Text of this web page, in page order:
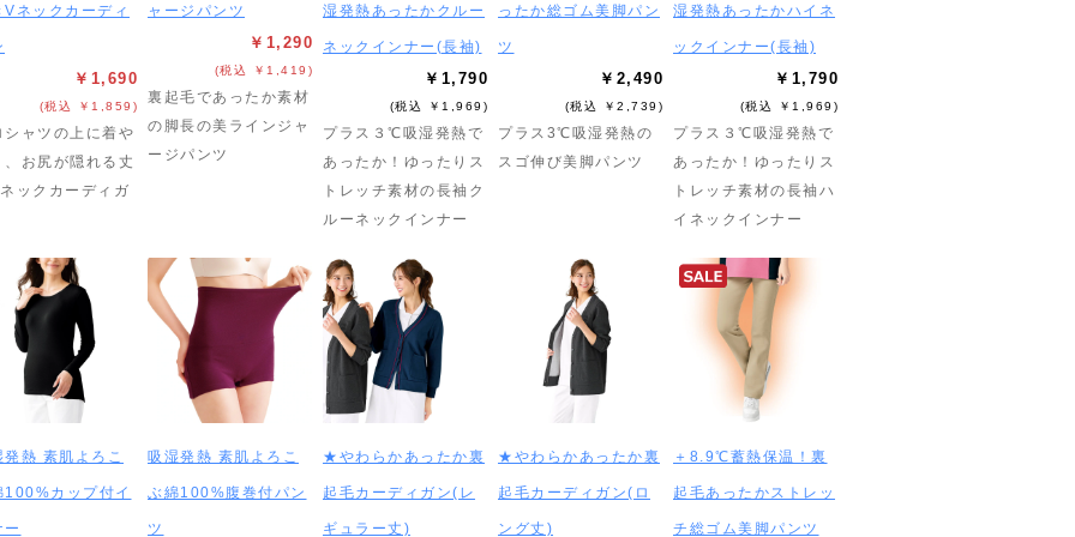
Vネックカーディ
￥1,690
(税込 ￥1,859)
シャツの上に着や
、お尻が隠れる丈
ックカーディガ
ャージパンツ
￥1,290
(税込 ￥1,419)
裏起毛であったか素材
の脚長の美ラインジャ
ージパンツ
湿発熱あったかクルー
ネックインナー(長袖)
￥1,790
(税込 ￥1,969)
プラス３℃吸湿発熱で
あったか！ゆったりス
トレッチ素材の長袖ク
ルーネックインナー
ったか総ゴム美脚パン
ツ
￥2,490
(税込 ￥2,739)
プラス3℃吸湿発熱の
スゴ伸び美脚パンツ
湿発熱あったかハイネ
ックインナー(長袖)
￥1,790
(税込 ￥1,969)
プラス３℃吸湿発熱で
あったか！ゆったりス
トレッチ素材の長袖ハ
イネックインナー
発熱 素肌よろこ
100%カップ付イ
ー
吸湿発熱 素肌よろこ
ぶ綿100%腹巻付パン
ツ
★やわらかあったか裏
起毛カーディガン(レ
ギュラー丈)
★やわらかあったか裏
起毛カーディガン(ロ
ング丈)
＋8.9℃蓄熱保温！裏
起毛あったかストレッ
チ総ゴム美脚パンツ